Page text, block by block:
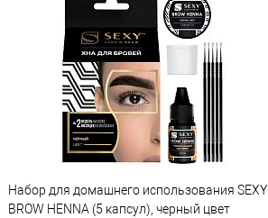
Набор для домашнего использования SEXY
BROW HENNA (5 капсул), черный цвет